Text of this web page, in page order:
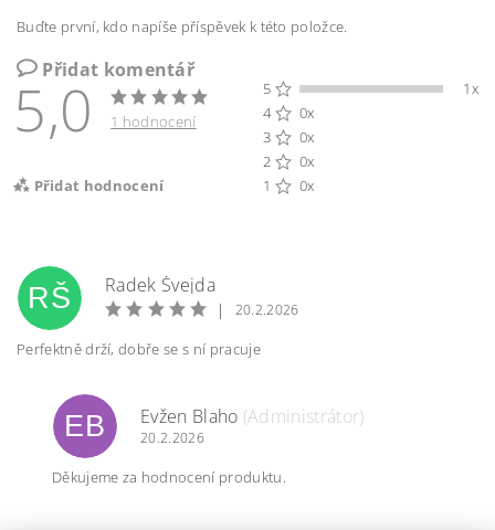
Buďte první, kdo napíše příspěvek k této položce.
Přidat komentář
5,0 1 hodnocení
Přidat hodnocení
5
1x
4
0x
3
0x
2
0x
1
0x
RŠ
Radek Švejda
|
20.2.2026
Perfektně drží, dobře se s ní pracuje
EB Evžen Blaho (Administrátor)
20.2.2026
Děkujeme za hodnocení produktu.